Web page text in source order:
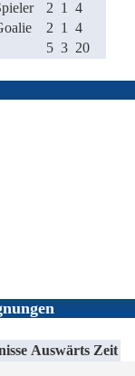
2 1
4
2 1
4
5 3 20
Auswärts Zeit